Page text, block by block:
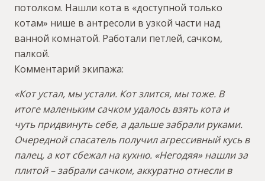
потолком. Нашли кота в «доступной только
котам» нише в антресоли в узкой части над
ванной комнатой. Работали петлей, сачком,
палкой.
Комментарий экипажа:
«Кот устал, мы устали. Кот злится, мы тоже. В
итоге маленьким сачком удалось взять кота и
чуть придвинуть себе, а дальше забрали руками.
Очередной спасатель получил агрессивный кусь в
палец, а кот сбежал на кухню. «Негодяя» нашли за
плитой – забрали сачком, аккуратно отнесли в